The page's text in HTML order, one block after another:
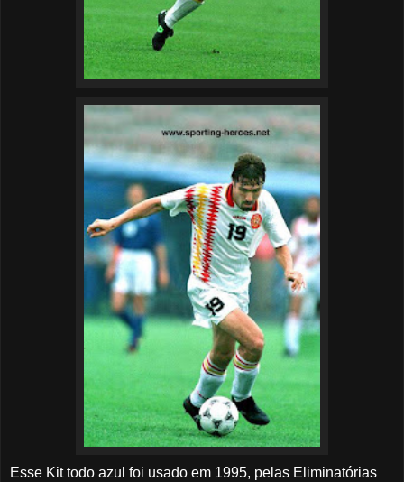
Esse Kit todo azul foi usado em 1995, pelas Eliminatórias